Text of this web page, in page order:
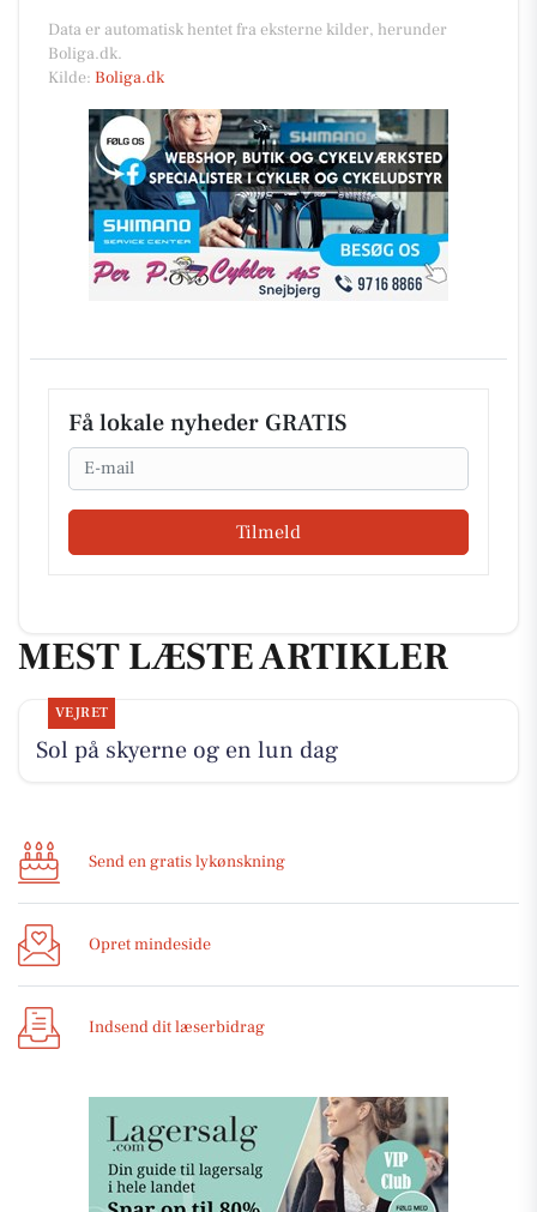
Data er automatisk hentet fra eksterne kilder, herunder
Boliga.dk.
Kilde: Boliga.dk
Få lokale nyheder GRATIS
Email
Tilmeld
MEST LÆSTE ARTIKLER
VEJRET
Sol på skyerne og en lun dag
Send en gratis lykønskning
Opret mindeside
Indsend dit læserbidrag